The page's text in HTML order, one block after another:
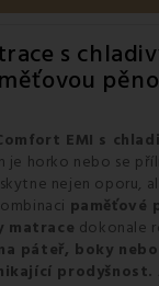
s
EMI s
je horko nebo se
nejen oporu,
paměťové
matrace dokonale
páteř, boky
prodyšnost.